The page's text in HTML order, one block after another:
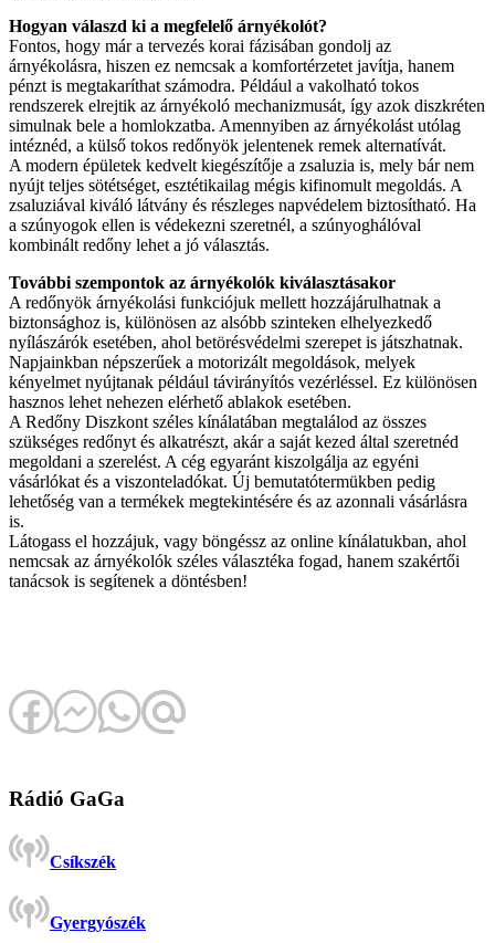
Hogyan válaszd ki a megfelelő árnyékolót?
Fontos, hogy már a tervezés korai fázisában gondolj az
árnyékolásra, hiszen ez nemcsak a komfortérzetet javítja, hanem
pénzt is megtakaríthat számodra. Például a vakolható tokos
rendszerek elrejtik az árnyékoló mechanizmusát, így azok diszkréten
simulnak bele a homlokzatba. Amennyiben az árnyékolást utólag
intéznéd, a külső tokos redőnyök jelentenek remek alternatívát.
A modern épületek kedvelt kiegészítője a zsaluzia is, mely bár nem
nyújt teljes sötétséget, esztétikailag mégis kifinomult megoldás. A
zsaluziával kiváló látvány és részleges napvédelem biztosítható. Ha
a szúnyogok ellen is védekezni szeretnél, a szúnyoghálóval
kombinált redőny lehet a jó választás.
További szempontok az árnyékolók kiválasztásakor
A redőnyök árnyékolási funkciójuk mellett hozzájárulhatnak a
biztonsághoz is, különösen az alsóbb szinteken elhelyezkedő
nyílászárók esetében, ahol betörésvédelmi szerepet is játszhatnak.
Napjainkban népszerűek a motorizált megoldások, melyek
kényelmet nyújtanak például távirányítós vezérléssel. Ez különösen
hasznos lehet nehezen elérhető ablakok esetében.
A Redőny Diszkont széles kínálatában megtalálod az összes
szükséges redőnyt és alkatrészt, akár a saját kezed által szeretnéd
megoldani a szerelést. A cég egyaránt kiszolgálja az egyéni
vásárlókat és a viszonteladókat. Új bemutatótermükben pedig
lehetőség van a termékek megtekintésére és az azonnali vásárlásra
is.
Látogass el hozzájuk, vagy böngéssz az online kínálatukban, ahol
nemcsak az árnyékolók széles választéka fogad, hanem szakértői
tanácsok is segítenek a döntésben!
Rádió GaGa
Csíkszék
Gyergyószék